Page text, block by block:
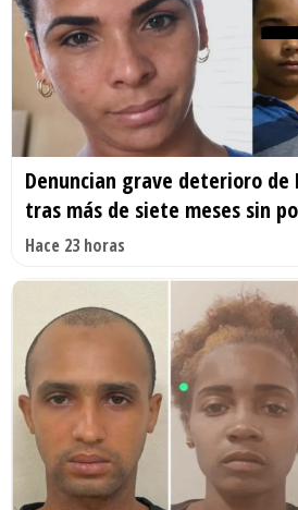
Denuncian grave deterioro de
tras más de siete meses sin
Hace 23 horas